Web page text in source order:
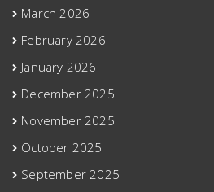
March 2026
February 2026
January 2026
December 2025
November 2025
October 2025
September 2025